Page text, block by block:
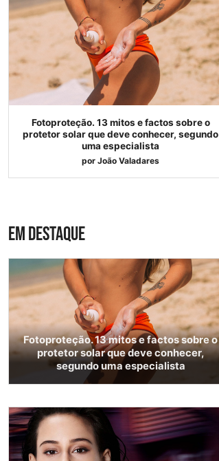
Fotoproteção. 13 mitos e factos sobre o
protetor solar que deve conhecer, segundo
uma especialista
por João Valadares
EM DESTAQUE
Fotoproteção. 13 mitos e factos sobre o
protetor solar que deve conhecer,
segundo uma especialista